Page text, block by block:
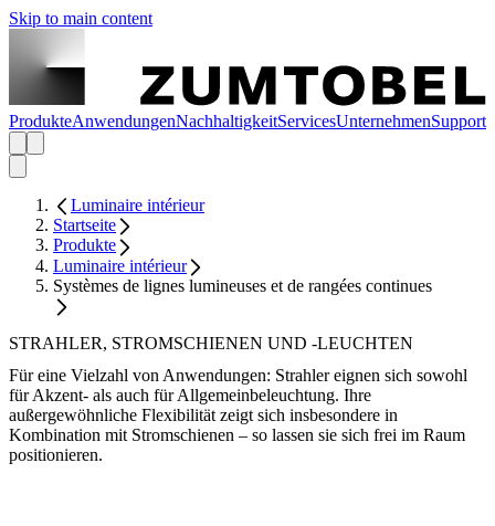
Skip to main content
ProdukteAnwendungenNachhaltigkeitServicesUnternehmenSupport
Luminaire intérieur
Startseite
Produkte
Luminaire intérieur
Systèmes de lignes lumineuses et de rangées continues
STRAHLER, STROMSCHIENEN UND -LEUCHTEN
Für eine Vielzahl von Anwendungen: Strahler eignen sich sowohl
für Akzent- als auch für Allgemeinbeleuchtung. Ihre
außergewöhnliche Flexibilität zeigt sich insbesondere in
Kombination mit Stromschienen – so lassen sie sich frei im Raum
positionieren.